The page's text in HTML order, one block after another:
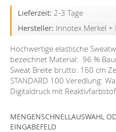
Lieferzeit: 2-3 Tage
Hersteller: Innotex Merkel +
Hochwertige elastische
bezeichnet Material: 96 %
Sweat Breite brutto: 160 cm
STANDARD 100 Veredlung:
Digitaldruck mit
MENGENSCHNELLAUSWAHL
EINGABEFELD